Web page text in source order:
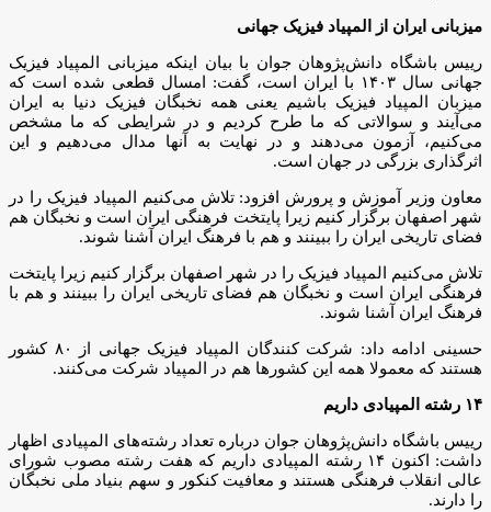
میزبانی ایران از المپیاد فیزیک جهانی
رییس باشگاه دانش‌پژوهان جوان با بیان اینکه میزبانی المپیاد فیزیک
جهانی سال ۱۴۰۳ با ایران است، گفت: امسال قطعی شده است که
میزبان المپیاد فیزیک باشیم یعنی همه نخبگان فیزیک دنیا به ایران
می‌آیند و سوالاتی که ما طرح کردیم و در شرایطی که ما مشخص
می‌کنیم، آزمون می‌دهند و در نهایت به آنها مدال می‌دهیم و این
اثرگذاری بزرگی در جهان است.
معاون وزیر آموزش و پرورش افزود: تلاش می‌کنیم المپیاد فیزیک را در
شهر اصفهان برگزار کنیم زیرا پایتخت فرهنگی ایران است و نخبگان هم
فضای تاریخی ایران را ببینند و هم با فرهنگ ایران آشنا شوند.
تلاش می‌کنیم المپیاد فیزیک را در شهر اصفهان برگزار کنیم زیرا پایتخت
فرهنگی ایران است و نخبگان هم فضای تاریخی ایران را ببینند و هم با
فرهنگ ایران آشنا شوند.
حسینی ادامه داد: شرکت کنندگان المپیاد فیزیک جهانی از ۸۰ کشور
هستند که معمولا همه این کشورها هم در المپیاد شرکت می‌کنند.
۱۴ رشته المپیادی داریم
رییس باشگاه دانش‌پژوهان جوان درباره تعداد رشته‌های المپیادی اظهار
داشت: اکنون ۱۴ رشته المپیادی داریم که هفت رشته مصوب شورای
عالی انقلاب فرهنگی هستند و معافیت کنکور و سهم بنیاد ملی نخبگان
را دارند.